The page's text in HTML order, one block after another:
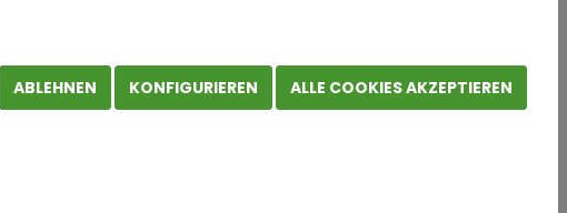
Vermarktung von
ABLEHNEN KONFIGURIEREN ALLE COOKIES AKZEPTIEREN